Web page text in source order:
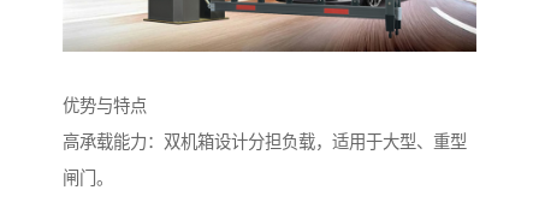
优势与特点
高承载能力：双机箱设计分担负载，适用于大型、重型
闸门。